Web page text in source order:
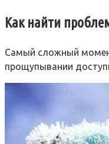
Как найти
Самый сложный
прощупывании